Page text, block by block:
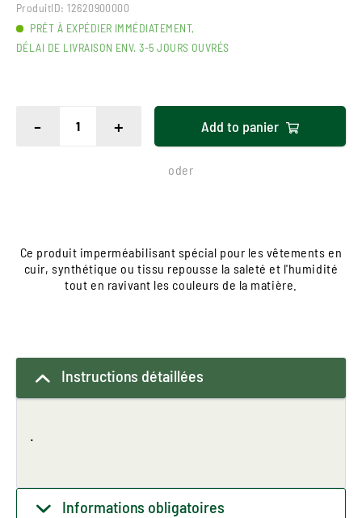
ProduitID: 12620900000
PRÊT À EXPÉDIER IMMÉDIATEMENT,
DÉLAI DE LIVRAISON ENV. 3-5 JOURS OUVRÉS
- + Add to panier
oder
Ce produit imperméabilisant spécial pour les vêtements en
cuir, synthétique ou tissu repousse la saleté et l'humidité
tout en ravivant les couleurs de la matière.
Instructions détaillées
.
Informations obligatoires